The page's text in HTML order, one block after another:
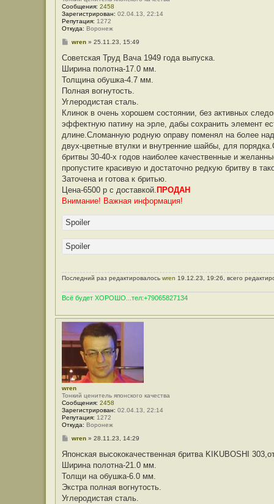
Сообщения: 2458
Зарегистрирован: 02.04.13, 22:14
Репутация: 1272
Откуда: Воронеж
С
о
щ
е
и
е
wren» 25.11.23, 15:49
Советская Труд Вача 1949 года выпуска.
Ширина полотна-17.0 мм.
Толщина обушка-4.7 мм.
Полная вогнутость.
Углеродистая сталь.
Клинок в очень хорошем состоянии, без активных
эффектную патину на эрле, дабы сохранить элемент
длине.Сломанную родную оправу поменял на более
двух-цветные втулки и внутренние шайбы, для
бритвы 30-40-х годов наиболее качественные и
пропустите красивую и достаточно редкую бритву в
Заточена и готова к бритью.
Цена-6500 р с доставкой. ПРОДАН
Внимание! Важная информация!
Spoiler
Spoiler
Последний раз редактировалось wren 19.12.23, 19:26, всего
Всё будет ХОРОШО...тел:+79065827134
wren
Тонкий ценитель японского качества
Сообщения: 2458
Зарегистрирован: 02.04.13, 22:14
Репутация: 1272
Откуда: Воронеж
С
о
щ
е
и
е
wren» 28.11.23, 14:29
Японская высококачественная бритва KIKUBOSHI
Ширина полотна-21.0 мм.
Толщи на обушка-6.0 мм.
Экстра полная вогнутость.
Углеродистая сталь.